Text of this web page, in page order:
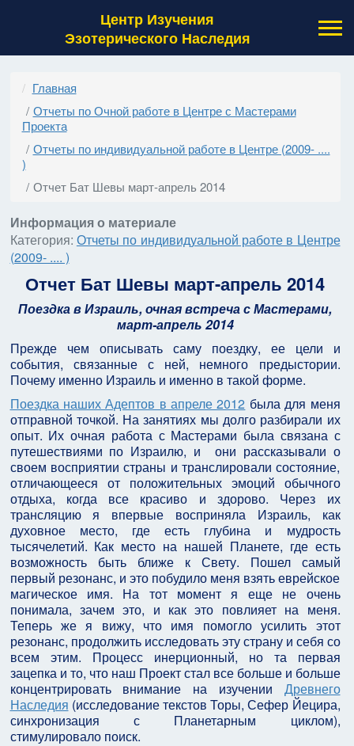
Центр Изучения
Эзотерического Наследия
Главная
Отчеты по Очной работе в Центре с Мастерами
Проекта
Отчеты по индивидуальной работе в Центре (2009- ....
)
Отчет Бат Шевы март-апрель 2014
Информация о материале
Категория: Отчеты по индивидуальной работе в Центре
(2009- .... )
Отчет Бат Шевы март-апрель 2014
Поездка в Израиль, очная встреча с Мастерами,
март-апрель 2014
Прежде чем описывать саму поездку, ее цели и
события, связанные с ней, немного предыстории.
Почему именно Израиль и именно в такой форме.
Поездка наших Адептов в апреле 2012 была для меня
отправной точкой. На занятиях мы долго разбирали их
опыт. Их очная работа с Мастерами была связана с
путешествиями по Израилю, и они рассказывали о
своем восприятии страны и транслировали состояние,
отличающееся от положительных эмоций обычного
отдыха, когда все красиво и здорово. Через их
трансляцию я впервые восприняла Израиль, как
духовное место, где есть глубина и мудрость
тысячелетий. Как место на нашей Планете, где есть
возможность быть ближе к Свету. Пошел самый
первый резонанс, и это побудило меня взять еврейское
магическое имя. На тот момент я еще не очень
понимала, зачем это, и как это повлияет на меня.
Теперь же я вижу, что имя помогло усилить этот
резонанс, продолжить исследовать эту страну и себя со
всем этим. Процесс инерционный, но та первая
зацепка и то, что наш Проект стал все больше и больше
концентрировать внимание на изучении Древнего
Наследия (исследование текстов Торы, Сефер Йецира,
синхронизация с Планетарным циклом),
стимулировало поиск.